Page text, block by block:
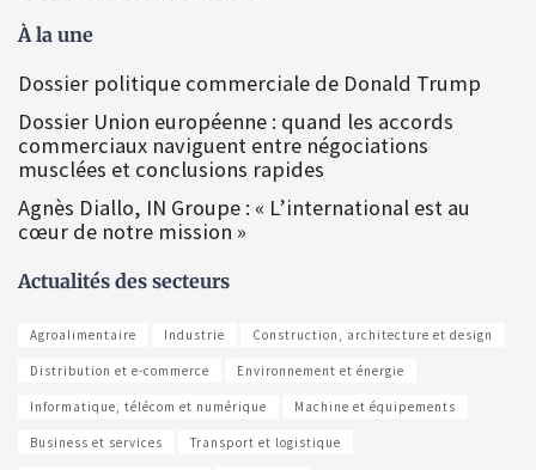
À la une
Dossier politique commerciale de Donald Trump
Dossier Union européenne : quand les accords
commerciaux naviguent entre négociations
musclées et conclusions rapides
Agnès Diallo, IN Groupe : « L’international est au
cœur de notre mission »
Actualités des secteurs
Agroalimentaire Industrie Construction, architecture et design
Distribution et e-commerce Environnement et énergie
Informatique, télécom et numérique Machine et équipements
Business et services Transport et logistique